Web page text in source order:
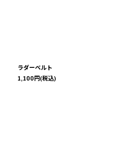
ラダーベルト
1,100 円 (税込)